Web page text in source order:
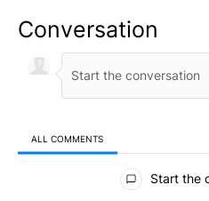
Conversation
ALL COMMENTS
All Comments
Start the